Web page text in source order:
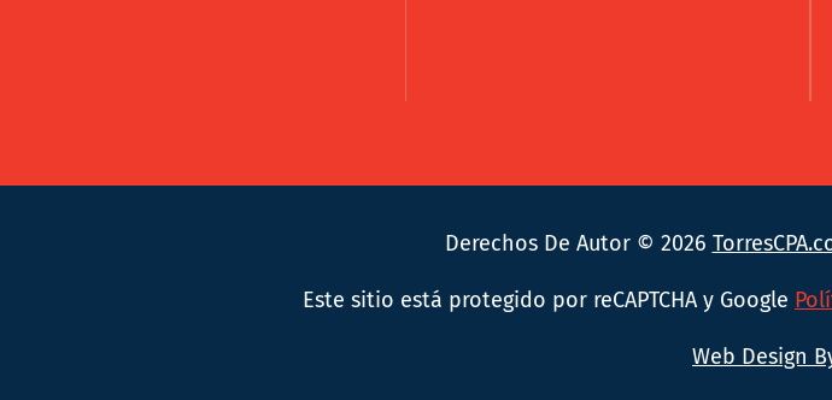
Derechos De Autor © 2026
Este sitio está protegido por reCAPTCHA y Google
Web Design